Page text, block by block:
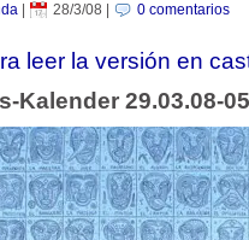
| 28/3/08 0 comentarios
leer la versión en
Kalender 29.03.08-